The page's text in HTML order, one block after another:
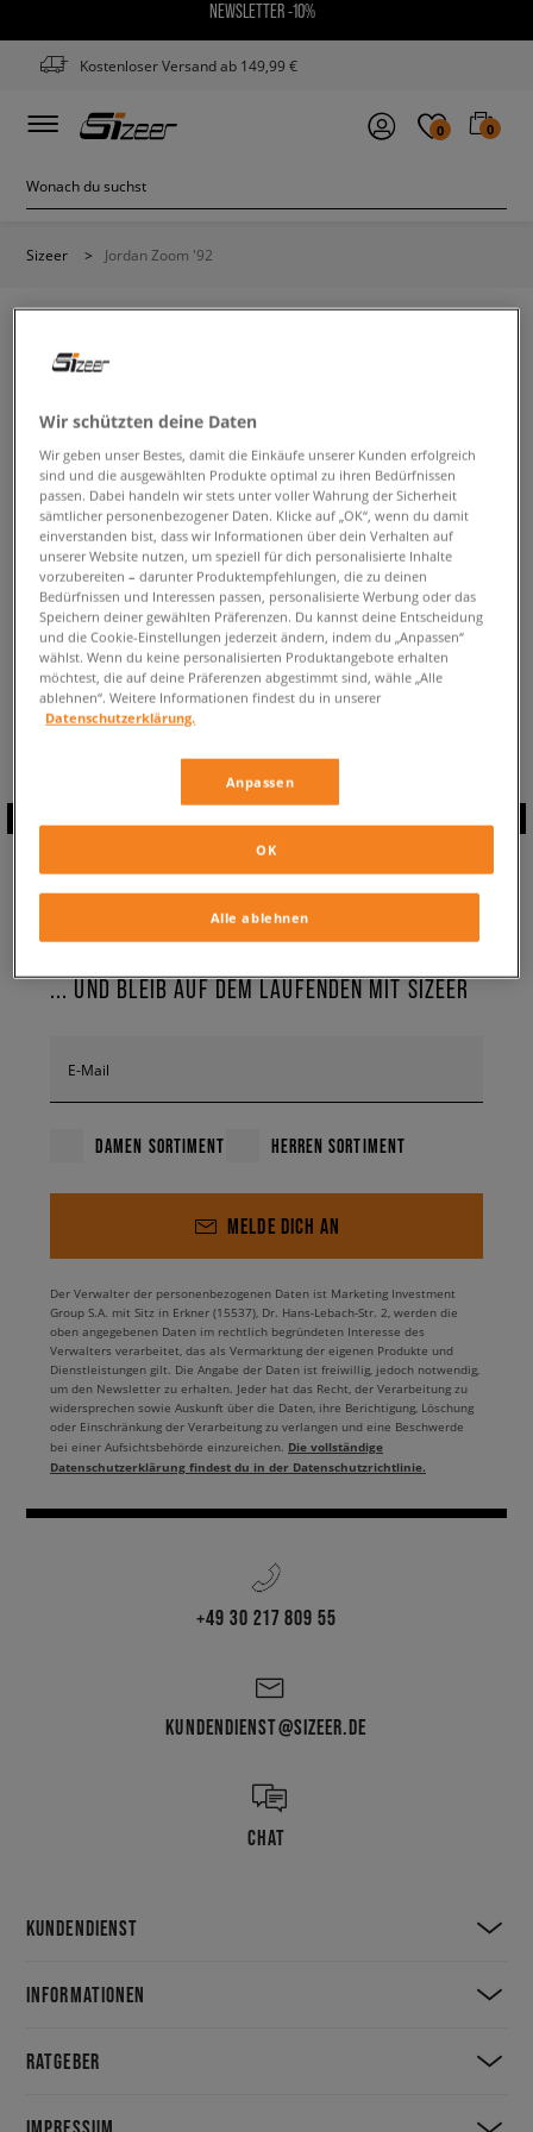
NEWSLETTER -10%
Kostenloser Versand ab 149,99 €
0 0
Sizeer > Jordan Zoom '92
Ändere den Suchbegriff. Versuche, weniger Filter zu
verwenden.
ZURÜCK ZUM SHOP
Aktuell schaust du:Jordan Zoom 92 ✔️für Damen
Verfügbare Anzahl:0
ABONNIERE UNSEREN
NEWSLETTER
... UND BLEIB AUF DEM LAUFENDEN MIT SIZEER
E-Mail
DAMEN SORTIMENT HERREN SORTIMENT
MELDE DICH AN
Der Verwalter der personenbezogenen Daten ist Marketing Investment
Group S.A. mit Sitz in Erkner (15537), Dr. Hans-Lebach-Str. 2, werden die
oben angegebenen Daten im rechtlich begründeten Interesse des
Verwalters verarbeitet, das als Vermarktung der eigenen Produkte und
Dienstleistungen gilt. Die Angabe der Daten ist freiwillig, jedoch notwendig,
um den Newsletter zu erhalten. Jeder hat das Recht, der Verarbeitung zu
widersprechen sowie Auskunft über die Daten, ihre Berichtigung, Löschung
oder Einschränkung der Verarbeitung zu verlangen und eine Beschwerde
bei einer Aufsichtsbehörde einzureichen. Die vollständige
Datenschutzerklärung findest du in der Datenschutzrichtlinie.
+49 30 217 809 55
KUNDENDIENST@SIZEER.DE
CHAT
KUNDENDIENST
INFORMATIONEN
RATGEBER
Wir schützten deine Daten
Wir geben unser Bestes, damit die Einkäufe unserer Kunden erfolgreich
sind und die ausgewählten Produkte optimal zu ihren Bedürfnissen
passen. Dabei handeln wir stets unter voller Wahrung der Sicherheit
sämtlicher personenbezogener Daten. Klicke auf „OK“, wenn du damit
einverstanden bist, dass wir Informationen über dein Verhalten auf
unserer Website nutzen, um speziell für dich personalisierte Inhalte
vorzubereiten – darunter Produktempfehlungen, die zu deinen
Bedürfnissen und Interessen passen, personalisierte Werbung oder das
Speichern deiner gewählten Präferenzen. Du kannst deine Entscheidung
und die Cookie-Einstellungen jederzeit ändern, indem du „Anpassen“
wählst. Wenn du keine personalisierten Produktangebote erhalten
möchtest, die auf deine Präferenzen abgestimmt sind, wähle „Alle
ablehnen“. Weitere Informationen findest du in unserer
Datenschutzerklärung.
Anpassen
Alle ablehnen
OK